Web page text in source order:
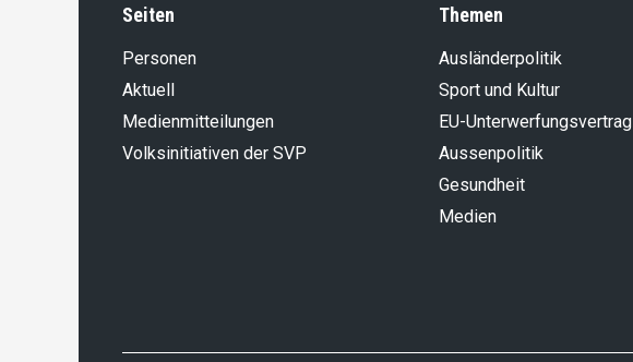
Seiten
Personen
Aktuell
Medienmitteilungen
Volksinitiativen der SVP
Themen
Ausländer­politik
Sport und Kultur
EU-Unterwerfungsvertrag
Aussenpolitik
Gesundheit
Medien